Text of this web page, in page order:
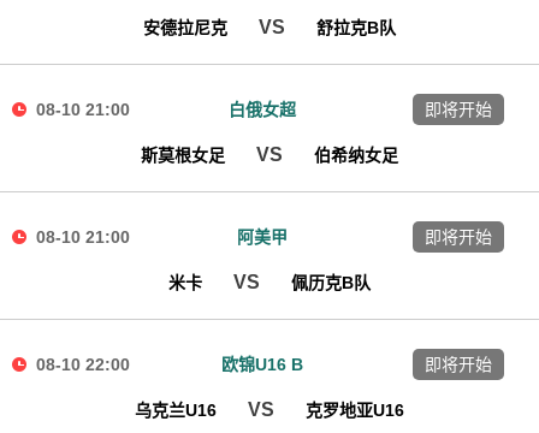
安德拉尼克 VS 舒拉克B队
08-10 21:00 白俄女超
斯莫根女足 VS 伯希纳女足
即将开始
08-10 21:00 阿美甲
米卡 VS 佩历克B队
即将开始
08-10 22:00 欧锦U16 B
乌克兰U16 VS 克罗地亚U16
即将开始